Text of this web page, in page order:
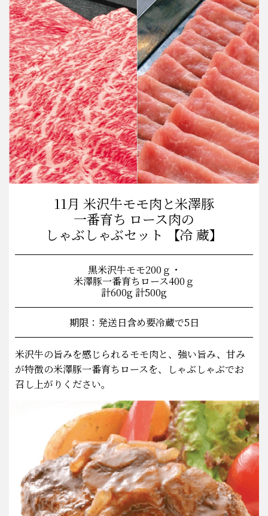
11月 米沢牛モモ肉と米澤豚
一番育ち ロース肉の
しゃぶしゃぶセット 【冷 蔵】
黒米沢牛モモ200ｇ・
米澤豚一番育ちロース400ｇ
計600g 計500g
期限：発送日含め要冷蔵で5日
米沢牛の旨みを感じられるモモ肉と、強い旨み、甘み
が特徴の米澤豚一番育ちロースを、しゃぶしゃぶでお
召し上がりください。